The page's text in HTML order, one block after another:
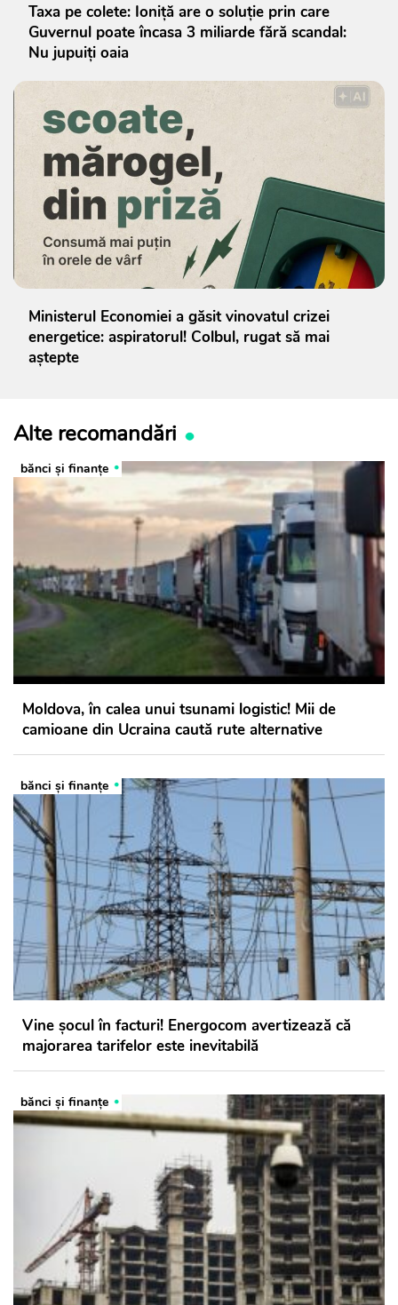
Taxa pe colete: Ioniță are o soluție prin care
Guvernul poate încasa 3 miliarde fără scandal:
Nu jupuiți oaia
Ministerul Economiei a găsit vinovatul crizei
energetice: aspiratorul! Colbul, rugat să mai
aștepte
Alte recomandări
bănci şi finanţe
Moldova, în calea unui tsunami logistic! Mii de
camioane din Ucraina caută rute alternative
bănci şi finanţe
Vine șocul în facturi! Energocom avertizează că
majorarea tarifelor este inevitabilă
bănci şi finanţe